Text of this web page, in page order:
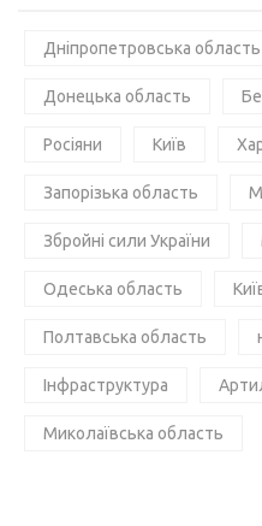
Дніпропетровська область
Донецька область
Росіяни Київ
Запорізька область
Збройні сили України
Одеська область
Полтавська область
Інфраструктура
Миколаївська область